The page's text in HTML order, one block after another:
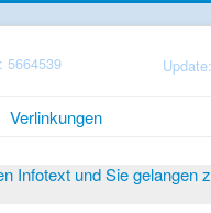
5664539
Verlinkungen
Infotext und Sie gelangen